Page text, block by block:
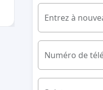
Entrez à
Numéro de